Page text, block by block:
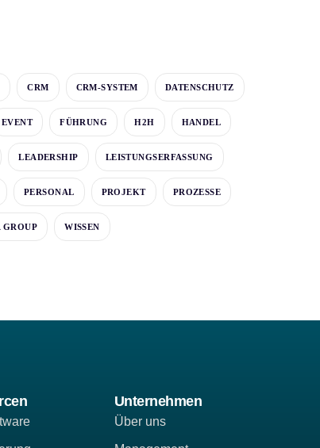
CRM CRM-SYSTEM DATENSCHUTZ
EVENT FÜHRUNG H2H HANDEL
LEADERSHIP LEISTUNGSERFASSUNG
PERSONAL PROJEKT PROZESSE
GROUP WISSEN
Unternehmen
Über uns